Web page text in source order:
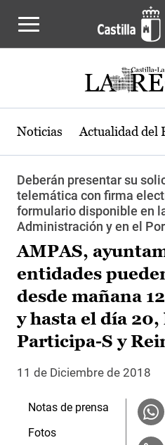
Noticias Actualidad del
Deberán presentar su
telemática con firma
formulario disponible en
Administración y en el
AMPAS,
entidades
desde mañana
y hasta el día
Participa-S y
11 de Diciembre de 2018
Notas de prensa
Fotos